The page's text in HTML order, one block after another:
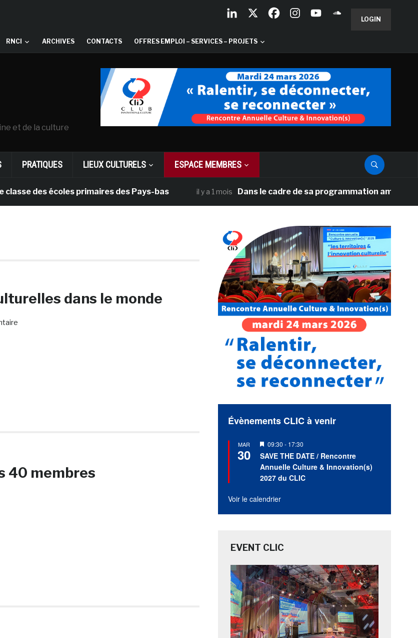
LOGIN
RNCI ARCHIVES CONTACTS OFFRES EMPLOI – SERVICES – PROJETS
et de la culture
PRATIQUES LIEUX CULTURELS ESPACE MEMBRES
des écoles primaires des Pays-bas il y a 1 mois Dans le cadre de sa programmation américaine,
dans le monde
40 membres
Évènements CLIC à venir
MAR
30
Mis
en
avant
09:30 - 17:30
SAVE THE DATE / Rencontre
Annuelle Culture & Innovation(s)
2027 du CLIC
Voir le calendrier
EVENT CLIC